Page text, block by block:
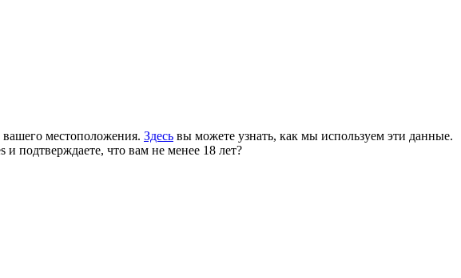
местоположения. Здесь вы можете узнать, как мы используем эти данные.
подтверждаете, что вам не менее 18 лет?